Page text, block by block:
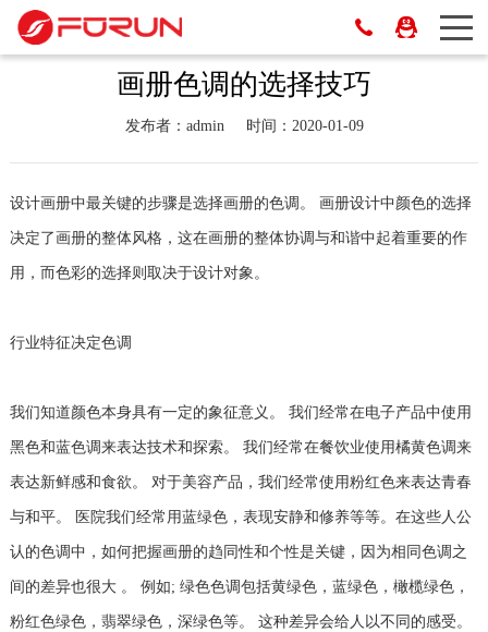
画册色调的选择技巧
发布者：admin 时间：2020-01-09
设计画册中最关键的步骤是选择画册的色调。 画册设计中颜色的选择
决定了画册的整体风格，这在画册的整体协调与和谐中起着重要的作
用，而色彩的选择则取决于设计对象。
行业特征决定色调
我们知道颜色本身具有一定的象征意义。 我们经常在电子产品中使用
黑色和蓝色调来表达技术和探索。 我们经常在餐饮业使用橘黄色调来
表达新鲜感和食欲。 对于美容产品，我们经常使用粉红色来表达青春
与和平。 医院我们经常用蓝绿色，表现安静和修养等等。在这些人公
认的色调中，如何把握画册的趋同性和个性是关键，因为相同色调之
间的差异也很大 。 例如; 绿色色调包括黄绿色，蓝绿色，橄榄绿色，
粉红色绿色，翡翠绿色，深绿色等。 这种差异会给人以不同的感受。